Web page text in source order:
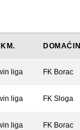
DOMAĆIN
liga FK Borac
liga FK Sloga
liga FK Borac